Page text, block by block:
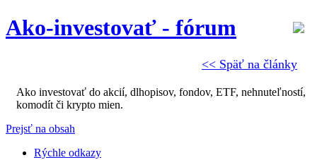
<< Späť na články
Ako-investovať - fórum
Ako investovať do akcií, dlhopisov, fondov, ETF, nehnuteľností,
komodít či krypto mien.
Prejsť na obsah
Rýchle odkazy